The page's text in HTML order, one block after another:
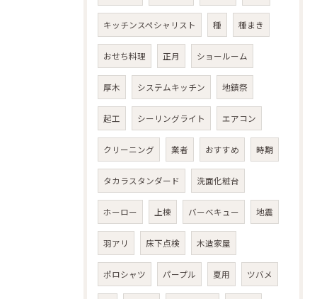
キッチンスペシャリスト 種 種まき
おせち料理 正月 ショールーム
厚木 システムキッチン 地鎮祭
起工 シーリングライト エアコン
クリーニング 業者 おすすめ 時期
タカラスタンダード 洗面化粧台
ホーロー 上棟 バーベキュー 地震
羽アリ 床下点検 木造家屋
ポロシャツ パープル 夏用 ツバメ